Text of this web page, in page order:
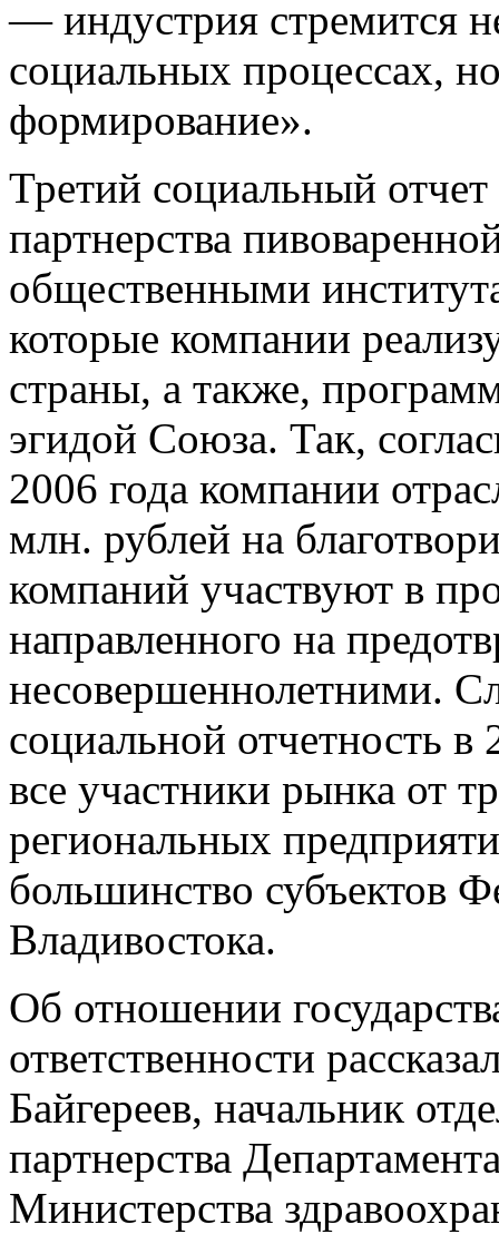
— индустрия стремится
социальных процессах,
формирование».
Третий социальный
партнерства
общественными
которые компании
страны, а также,
эгидой Союза. Так,
2006 года компании
млн. рублей на
компаний участвуют в
направленного на
несовершеннолетними.
социальной отчетность
все участники рынка от
региональных
большинство субъектов
Владивостока.
Об отношении
ответственности
Байгереев, начальник
партнерства
Министерства